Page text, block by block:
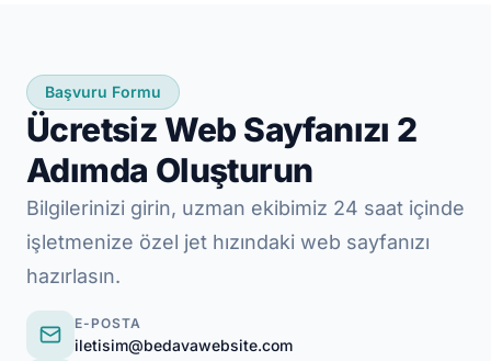
Başvuru Formu
Ücretsiz Web Sayfanızı 2
Adımda Oluşturun
Bilgilerinizi girin, uzman ekibimiz 24 saat içinde
işletmenize özel jet hızındaki web sayfanızı
hazırlasın.
E-POSTA
iletisim@bedavawebsite.com